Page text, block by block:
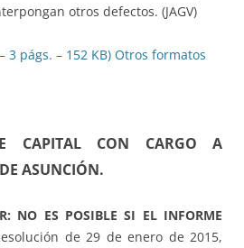
otros defectos. (JAGV)
3 págs. – 152 KB) Otros formatos
CAPITAL CON CARGO A
ASUNCIÓN.
NO ES POSIBLE SI EL INFORME
de 29 de enero de 2015,